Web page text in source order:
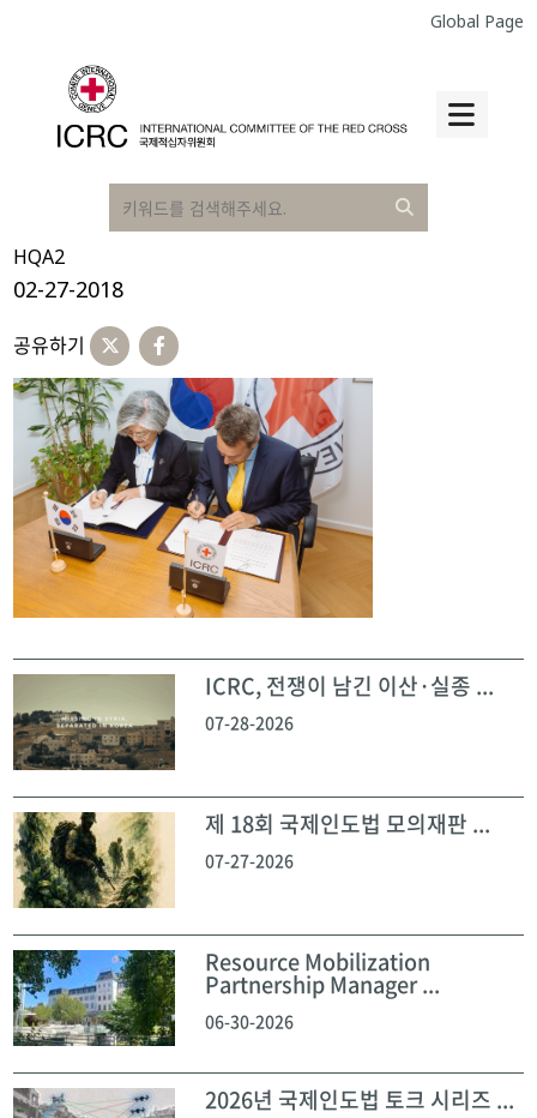
Global Page
HQA2
02-27-2018
공유하기
ICRC, 전쟁이 남긴 이산·실종 ...
07-28-2026
제 18회 국제인도법 모의재판 ...
07-27-2026
Resource Mobilization
Partnership Manager ...
06-30-2026
2026년 국제인도법 토크 시리즈 ...